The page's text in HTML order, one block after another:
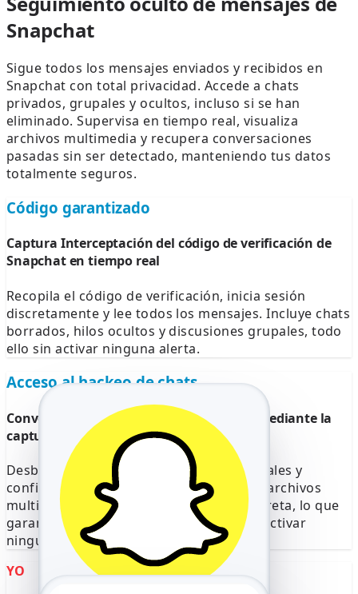
Snapchat
Sigue todos los mensajes enviados y recibidos en
Snapchat con total privacidad. Accede a chats
privados, grupales y ocultos, incluso si se han
eliminado. Supervisa en tiempo real, visualiza
archivos multimedia y recupera conversaciones
pasadas sin ser detectado, manteniendo tus datos
totalmente seguros.
Código garantizado
Captura Interceptación del código de verificación de
Snapchat en tiempo real
Recopila el código de verificación, inicia sesión
discretamente y lee todos los mensajes. Incluye chats
borrados, hilos ocultos y discusiones grupales, todo
ello sin activar ninguna alerta.
Acceso al hackeo de chats
Conversaciones completas de Snapchat mediante la
captura de códigos
Desbloquea salas de chat privadas, grupales y
confidenciales. Ve mensajes eliminados, archivos
multimedia y notas de voz de forma discreta, lo que
garantiza una supervisión completa sin activar
ninguna notificación de seguridad.
YO